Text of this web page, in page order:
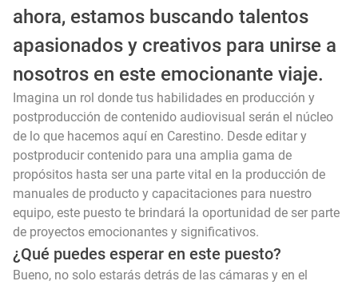
ahora, estamos buscando talentos
apasionados y creativos para unirse a
nosotros en este emocionante viaje.
Imagina un rol donde tus habilidades en producción y
postproducción de contenido audiovisual serán el núcleo
de lo que hacemos aquí en Carestino. Desde editar y
postproducir contenido para una amplia gama de
propósitos hasta ser una parte vital en la producción de
manuales de producto y capacitaciones para nuestro
equipo, este puesto te brindará la oportunidad de ser parte
de proyectos emocionantes y significativos.
¿Qué puedes esperar en este puesto?
Bueno, no solo estarás detrás de las cámaras y en el